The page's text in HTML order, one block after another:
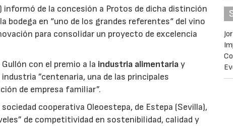
informó de la concesión a Protos de dicha distinción
en “uno de los grandes referentes“ del vino
para consolidar un proyecto de excelencia
con el premio a la industria alimentariay
”centenaria, una de las principales
de empresa familiar”.
cooperativa Oleoestepa, de Estepa (Sevilla),
de competitividad en sostenibilidad, calidad y